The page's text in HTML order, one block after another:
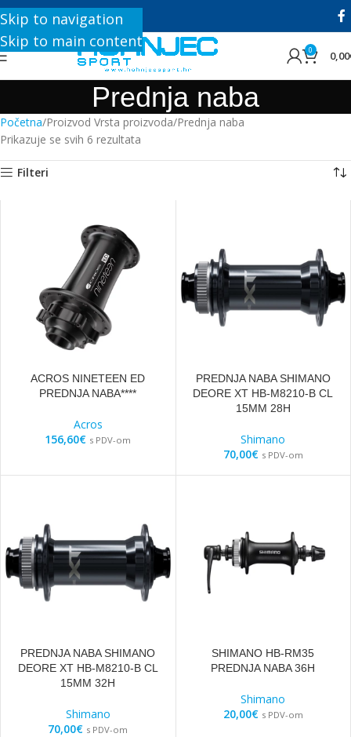
Skip to navigation
Skip to main content
+385 1 8896 200
0 0,00
Prednja naba
Početna Proizvod Vrsta proizvoda Prednja naba
Prikazuje se svih 6 rezultata
Filteri
ACROS NINETEEN ED
PREDNJA NABA****
Acros
156,60€ s PDV-om
PREDNJA NABA SHIMANO
DEORE XT HB-M8210-B CL
15MM 28H
Shimano
70,00€ s PDV-om
PREDNJA NABA SHIMANO
DEORE XT HB-M8210-B CL
15MM 32H
Shimano
70,00€ s PDV-om
SHIMANO HB-RM35
PREDNJA NABA 36H
Shimano
20,00€ s PDV-om